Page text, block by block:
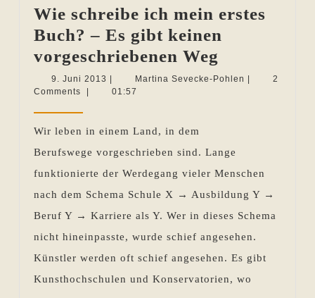
Wie schreibe ich mein erstes
Buch? – Es gibt keinen
vorgeschriebenen Weg
schreibe
Buch?
–
Es
gibt
keinen
Weg
9. Juni 2013 9.
Juni
Martina Sevecke-Pohlen Martina
2
Comments
01:57
Wir leben in einem Land, in dem
Berufswege vorgeschrieben sind. Lange
funktionierte der Werdegang vieler Menschen
nach dem Schema Schule X → Ausbildung Y →
Beruf Y → Karriere als Y. Wer in dieses Schema
nicht hineinpasste, wurde schief angesehen.
Künstler werden oft schief angesehen. Es gibt
Kunsthochschulen und Konservatorien, wo